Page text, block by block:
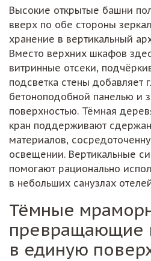
Высокие открытые башни
вверх по обе стороны
хранение в вертикальный
Вместо верхних шкафов
витринные отсеки,
подсветка стены добавляет
бетоноподобной панелью и
поверхностью. Тёмная
кран поддерживают
материалов,
освещении. Вертикальные
помогают рационально
в небольших санузлах
Тёмные
превращающие
в единую